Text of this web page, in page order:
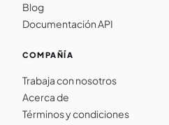
Blog
Documentación API
COMPAÑÍA
Trabaja con nosotros
Acerca de
Términos y condiciones